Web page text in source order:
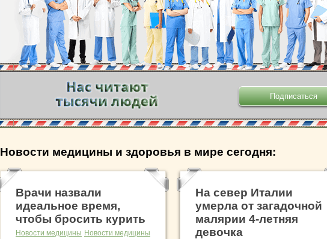
.
Новости медицины и здоровья в мире сегодня:
Врачи назвали
идеальное время,
чтобы бросить курить
Новости медицины Новости медицины
На север Италии
умерла от загадочной
малярии 4-летняя
девочка